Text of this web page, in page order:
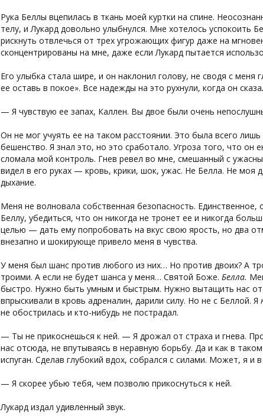
Рука Беллы вцепилась в ткань моей куртки на спине.
телу, и Лукард довольно улыбнулся. Мне хотелось успокоить
рискнуть отвлечься от трех угрожающих фигур даже на
сконцентрированы на мне, даже если Лукард пытается
Его улыбка стала шире, и он наклонил голову, не сводя с
ее оставь в покое». Все надежды на это рухнули, когда он
— Я чувствую ее запах, Каллен. Вы двое были очень
Он не мог учуять ее на таком расстоянии. Это была всего
бешенство. Я знал это, но это сработало. Угроза того, что он
сломала мой контроль. Гнев ревел во мне, смешанный с
видел в его руках — кровь, крики, шок, ужас. Не Белла. Не моя
дыхание.
Меня не волновала собственная безопасность.
Беллу, убедиться, что он никогда не тронет ее и никогда
целью — дать ему попробовать на вкус свою ярость, но два
внезапно и шокирующе привело меня в чувства.
У меня был шанс против любого из них… Но против двоих? А
троими. А если не будет шанса у меня… Святой Боже. Белла.
быстро. Нужно быть умным и быстрым. Нужно вытащить нас
впрыскивали в кровь адреналин, дарили силу. Но не с Беллой. Я
не обострилась и кто-нибудь не пострадал.
— Ты не прикоснешься к ней. — Я дрожал от страха и гнева.
нас отсюда, не впутываясь в неравную борьбу. Да и как в
испуган. Сделав глубокий вдох, собрался с силами. Может, я
— Я скорее убью тебя, чем позволю прикоснуться к ней.
Лукард издал удивленный звук.